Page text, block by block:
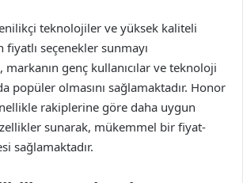
teknolojiler ve yüksek kaliteli
seçenekler sunmayı
markanın genç kullanıcılar ve teknoloji
popüler olmasını sağlamaktadır. Honor
rakiplerine göre daha uygun
sunarak, mükemmel bir fiyat-
sağlamaktadır.